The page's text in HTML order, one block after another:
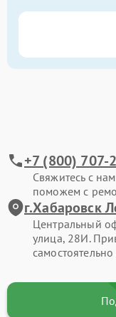
+7 (800) 707-
Свяжитесь с
поможем с
г.Хабаровск
Центральный
улица, 28И.